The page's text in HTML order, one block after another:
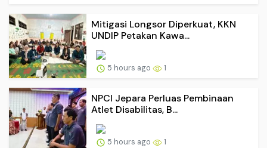
Mitigasi Longsor Diperkuat, KKN
UNDIP Petakan Kawa...
5 hours ago 1
NPCI Jepara Perluas Pembinaan
Atlet Disabilitas, B...
5 hours ago 1